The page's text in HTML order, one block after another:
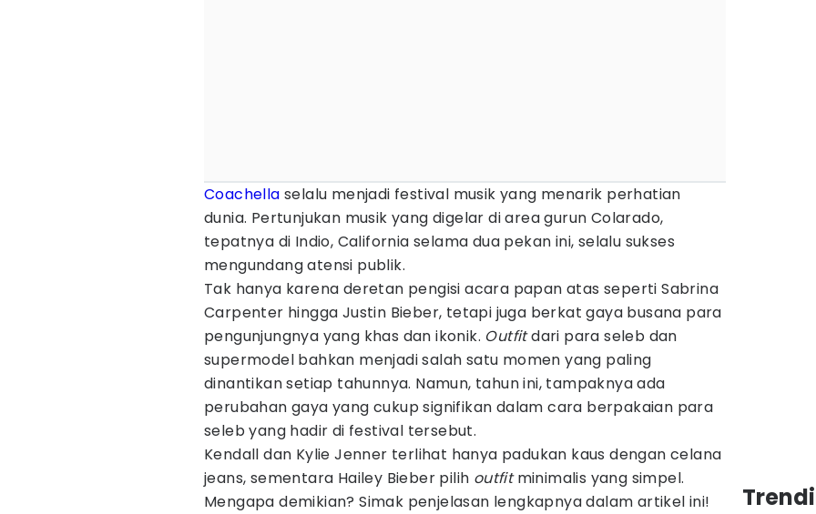
Coachella selalu menjadi festival musik yang menarik perhatian
dunia. Pertunjukan musik yang digelar di area gurun Colarado,
tepatnya di Indio, California selama dua pekan ini, selalu sukses
mengundang atensi publik.
Tak hanya karena deretan pengisi acara papan atas seperti Sabrina
Carpenter hingga Justin Bieber, tetapi juga berkat gaya busana para
pengunjungnya yang khas dan ikonik. Outfitdari para seleb dan
supermodel bahkan menjadi salah satu momen yang paling
dinantikan setiap tahunnya. Namun, tahun ini, tampaknya ada
perubahan gaya yang cukup signifikan dalam cara berpakaian para
seleb yang hadir di festival tersebut.
Kendall dan Kylie Jenner terlihat hanya padukan kaus dengan celana
jeans, sementara Hailey Bieber pilih outfitminimalis yang simpel.
Mengapa demikian? Simak penjelasan lengkapnya dalam artikel ini!